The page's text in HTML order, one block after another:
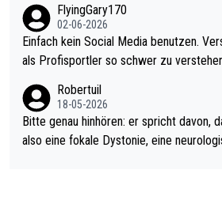
el hat.
s Leben in den Griff kriegen. Nur eins
r war doch neulich erst derjenige, der
rovoziert hat. Und Littlers Mutter
FlyingGary170
02-06-2026
Einfach kein Social Media benutzen.
als Profisportler so schwer zu
Robertuil
18-05-2026
Bitte genau hinhören: er spricht davon,
also eine fokale Dystonie, eine